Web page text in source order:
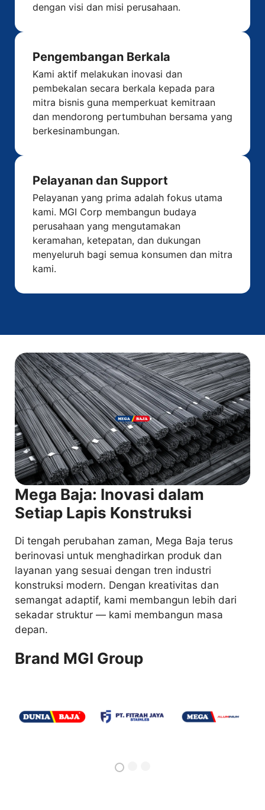
dengan visi dan misi perusahaan.
Pengembangan Berkala
Kami aktif melakukan inovasi dan
pembekalan secara berkala kepada para
mitra bisnis guna memperkuat kemitraan
dan mendorong pertumbuhan bersama yang
berkesinambungan.
Pelayanan dan Support
Pelayanan yang prima adalah fokus utama
kami. MGI Corp membangun budaya
perusahaan yang mengutamakan
keramahan, ketepatan, dan dukungan
menyeluruh bagi semua konsumen dan mitra
kami.
Mega Baja: Inovasi dalam
Setiap Lapis Konstruksi
Di tengah perubahan zaman, Mega Baja terus
berinovasi untuk menghadirkan produk dan
layanan yang sesuai dengan tren industri
konstruksi modern. Dengan kreativitas dan
semangat adaptif, kami membangun lebih dari
sekadar struktur — kami membangun masa
depan.
Brand MGI Group